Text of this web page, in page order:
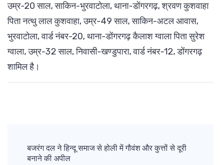
उम्र-20 साल, साकिन-भुरवाटोला, थाना-डोंगरगढ़, श्रवण कुशवाहा
पिता नत्थु लाल कुशवाहा, उम्र-49 साल, साकिन-अटल आवास,
भुरवाटोला, वार्ड नंबर-20, थाना-डोंगरगढ़ कैलाश ग्वाला पिता सुरेश
ग्वाला, उम्र-32 साल, निवासी-खण्डुपारा, वार्ड नंबर-12, डोंगरगढ़
शामिल है।
Navigation
बजरंग दल ने हिन्दू समाज से होली में गौवंश और कुत्तों से दूरी
बनाने की अपील